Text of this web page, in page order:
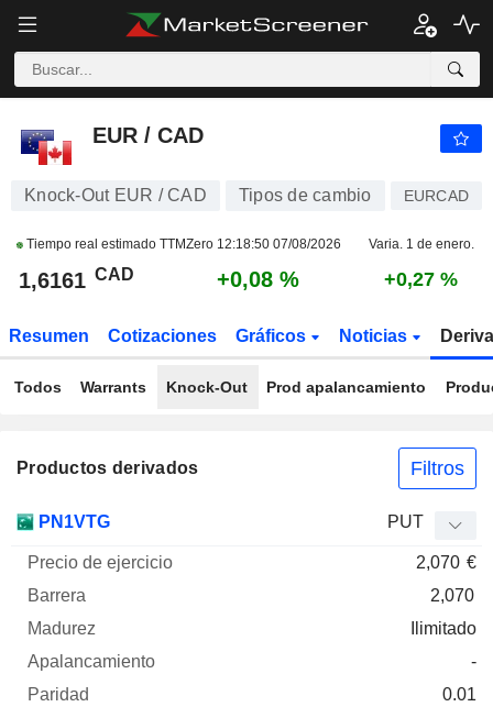
EUR / CAD
EUR / CAD
Knock-Out EUR / CAD Tipos de cambio EURCAD
Tiempo real estimado TTMZero 12:18:50 07/08/2026 Varia. 1 de enero.
1,6161 CAD +0,08 % +0,27 %
Resumen Cotizaciones Gráficos Noticias
Todos Warrants Knock-Out Prod apalancamiento
Productos derivados Filtros
Mnemo
ejercicio
Elasticidad
PN1VTG PUT
2,070 €
2,070
Ilimitado
-
0.01